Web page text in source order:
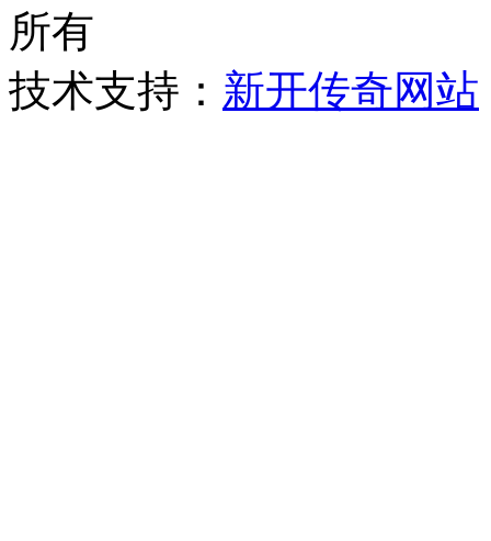
所有
技术支持： 新开传奇网站